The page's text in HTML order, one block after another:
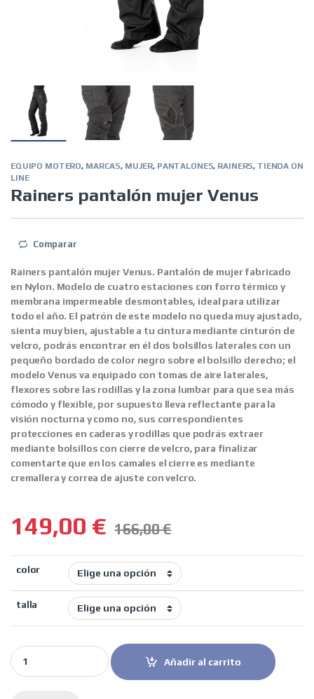
EQUIPO MOTERO, MARCAS, MUJER, PANTALONES, RAINERS, TIENDA ON
LINE
Rainers pantalón mujer Venus
Comparar
Rainers pantalón mujer Venus. Pantalón de mujer fabricado
en Nylon. Modelo de cuatro estaciones con forro térmico y
membrana impermeable desmontables, ideal para utilizar
todo el año. El patrón de este modelo no queda muy ajustado,
sienta muy bien, ajustable a tu cintura mediante cinturón de
velcro, podrás encontrar en él dos bolsillos laterales con un
pequeño bordado de color negro sobre el bolsillo derecho; el
modelo Venus va equipado con tomas de aire laterales,
flexores sobre las rodillas y la zona lumbar para que sea más
cómodo y flexible, por supuesto lleva reflectante para la
visión nocturna y como no, sus correspondientes
protecciones en caderas y rodillas que podrás extraer
mediante bolsillos con cierre de velcro, para finalizar
comentarte que en los camales el cierre es mediante
cremallera y correa de ajuste con velcro.
149,00 € 166,00€
color
talla
Rainers pantalón mujer Venus quantity
Añadir al carrito